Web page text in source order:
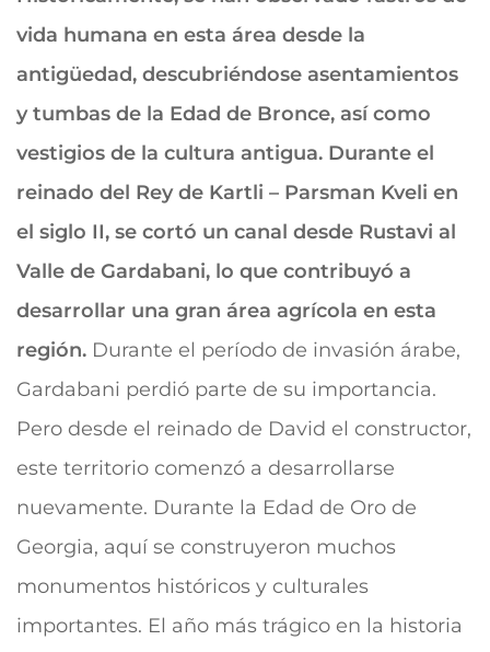
vida humana en esta área desde la
antigüedad, descubriéndose asentamientos
y tumbas de la Edad de Bronce, así como
vestigios de la cultura antigua. Durante el
reinado del Rey de Kartli – Parsman Kveli en
el siglo II, se cortó un canal desde Rustavi al
Valle de Gardabani, lo que contribuyó a
desarrollar una gran área agrícola en esta
región. Durante el período de invasión árabe,
Gardabani perdió parte de su importancia.
Pero desde el reinado de David el constructor,
este territorio comenzó a desarrollarse
nuevamente. Durante la Edad de Oro de
Georgia, aquí se construyeron muchos
monumentos históricos y culturales
importantes. El año más trágico en la historia